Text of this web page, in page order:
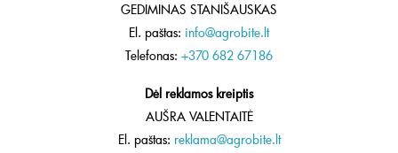
GEDIMINAS STANIŠAUSKAS
El. paštas: info@agrobite.lt
Telefonas: +370 682 67186
Dėl reklamos kreiptis
AUŠRA VALENTAITĖ
El. paštas: reklama@agrobite.lt